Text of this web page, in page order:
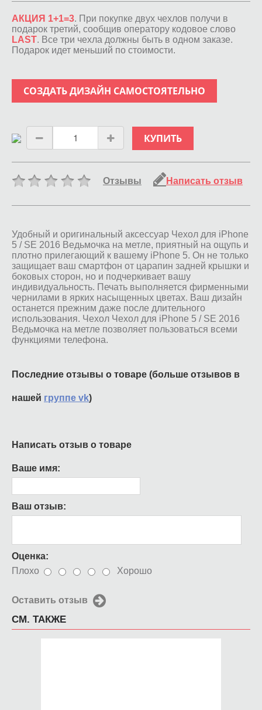
АКЦИЯ 1+1=3. При покупке двух чехлов получи в
подарок третий, сообщив оператору кодовое слово
LAST. Все три чехла должны быть в одном заказе.
Подарок идет меньший по стоимости.
СОЗДАТЬ ДИЗАЙН САМОСТОЯТЕЛЬНО
КУПИТЬ
Отзывы Написать отзыв
Удобный и оригинальный аксессуар Чехол для iPhone
5 / SE 2016 Ведьмочка на метле, приятный на ощупь и
плотно прилегающий к вашему iPhone 5. Он не только
защищает ваш смартфон от царапин задней крышки и
боковых сторон, но и подчеркивает вашу
индивидуальность. Печать выполняется фирменными
чернилами в ярких насыщенных цветах. Ваш дизайн
останется прежним даже после длительного
использования. Чехол Чехол для iPhone 5 / SE 2016
Ведьмочка на метле позволяет пользоваться всеми
функциями телефона.
Последние отзывы о товаре (больше отзывов в
нашей группе vk)
Написать отзыв о товаре
Ваше имя:
Ваш отзыв:
Оценка:
Плохо
Хорошо
Оставить отзыв
СМ. ТАКЖЕ